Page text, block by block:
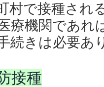
村で接種され
療機関であれ
続きは必要あ
接種